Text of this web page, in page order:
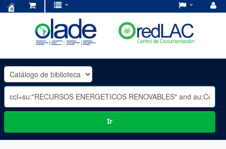
OLADE
-
Ir